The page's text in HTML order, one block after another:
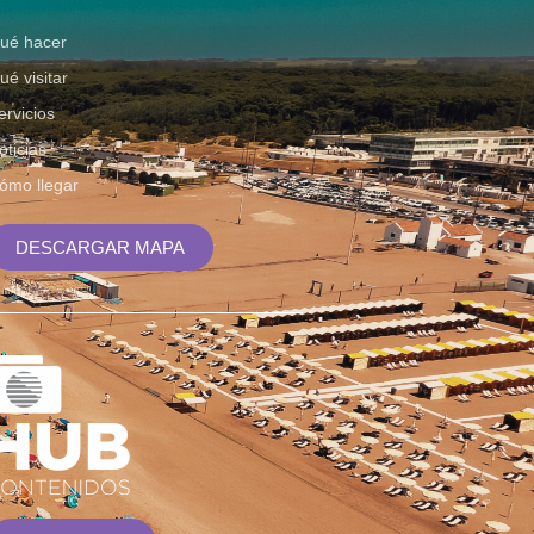
hacer
visitar
llegar
DESCARGAR MAPA